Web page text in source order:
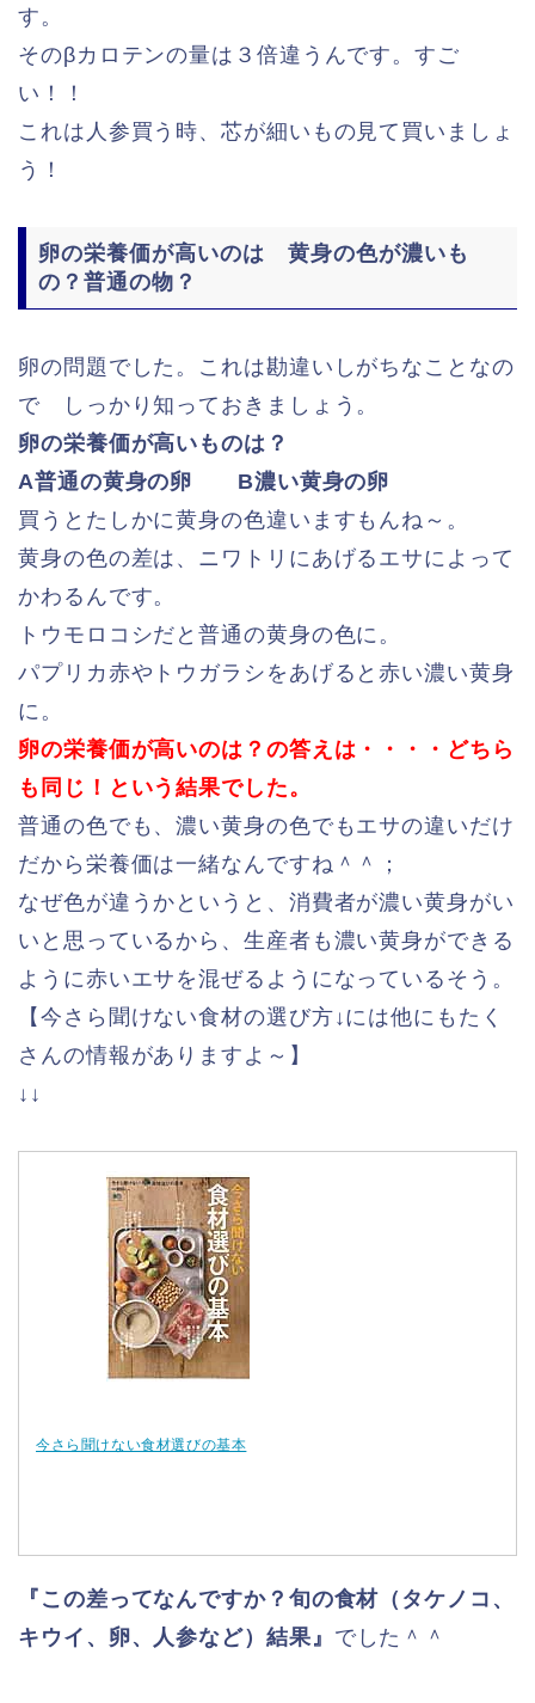
す。
そのβカロテンの量は３倍違うんです。すご
い！！
これは人参買う時、芯が細いもの見て買いましょ
う！
卵の栄養価が高いのは 黄身の色が濃いも
の？普通の物？
卵の問題でした。これは勘違いしがちなことなの
で しっかり知っておきましょう。
卵の栄養価が高いものは？
A普通の黄身の卵 B濃い黄身の卵
買うとたしかに黄身の色違いますもんね～。
黄身の色の差は、ニワトリにあげるエサによって
かわるんです。
トウモロコシだと普通の黄身の色に。
パプリカ赤やトウガラシをあげると赤い濃い黄身
に。
卵の栄養価が高いのは？の答えは・・・・どちら
も同じ！という結果でした。
普通の色でも、濃い黄身の色でもエサの違いだけ
だから栄養価は一緒なんですね＾＾；
なぜ色が違うかというと、消費者が濃い黄身がい
いと思っているから、生産者も濃い黄身ができる
ように赤いエサを混ぜるようになっているそう。
【今さら聞けない食材の選び方↓には他にもたく
さんの情報がありますよ～】
↓↓
今さら聞けない食材選びの基本
『この差ってなんですか？旬の食材（タケノコ、
キウイ、卵、人参など）結果』 でした＾＾